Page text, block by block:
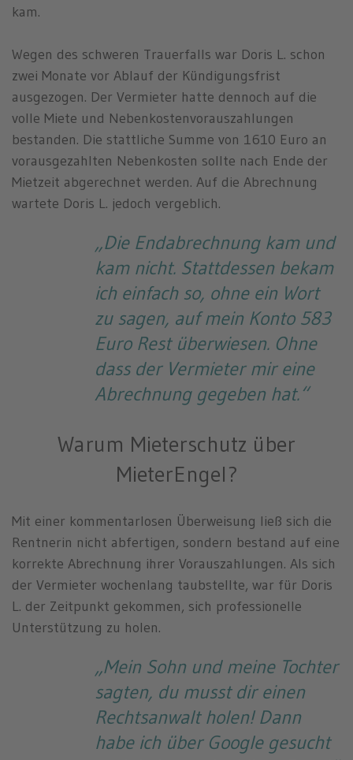
kam.
Wegen des schweren Trauerfalls war Doris L. schon
zwei Monate vor Ablauf der Kündigungsfrist
ausgezogen. Der Vermieter hatte dennoch auf die
volle Miete und Nebenkostenvorauszahlungen
bestanden. Die stattliche Summe von 1610 Euro an
vorausgezahlten Nebenkosten sollte nach Ende der
Mietzeit abgerechnet werden. Auf die Abrechnung
wartete Doris L. jedoch vergeblich.
„Die Endabrechnung kam und
kam nicht. Stattdessen bekam
ich einfach so, ohne ein Wort
zu sagen, auf mein Konto 583
Euro Rest überwiesen. Ohne
dass der Vermieter mir eine
Abrechnung gegeben hat.“
Warum Mieterschutz über
MieterEngel?
Mit einer kommentarlosen Überweisung ließ sich die
Rentnerin nicht abfertigen, sondern bestand auf eine
korrekte Abrechnung ihrer Vorauszahlungen. Als sich
der Vermieter wochenlang taubstellte, war für Doris
L. der Zeitpunkt gekommen, sich professionelle
Unterstützung zu holen.
„Mein Sohn und meine Tochter
sagten, du musst dir einen
Rechtsanwalt holen! Dann
habe ich über Google gesucht